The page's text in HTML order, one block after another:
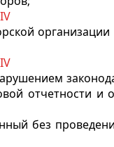
отчетности
без